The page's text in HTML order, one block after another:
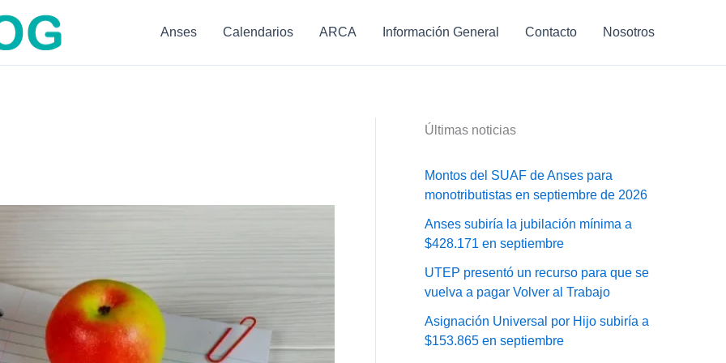
Anses Calendarios ARCA Información General Contacto Nosotros
Últimas noticias
Montos del SUAF de Anses para
monotributistas en septiembre de 2026
Anses subiría la jubilación mínima a
$428.171 en septiembre
UTEP presentó un recurso para que se
vuelva a pagar Volver al Trabajo
Asignación Universal por Hijo subiría a
$153.865 en septiembre